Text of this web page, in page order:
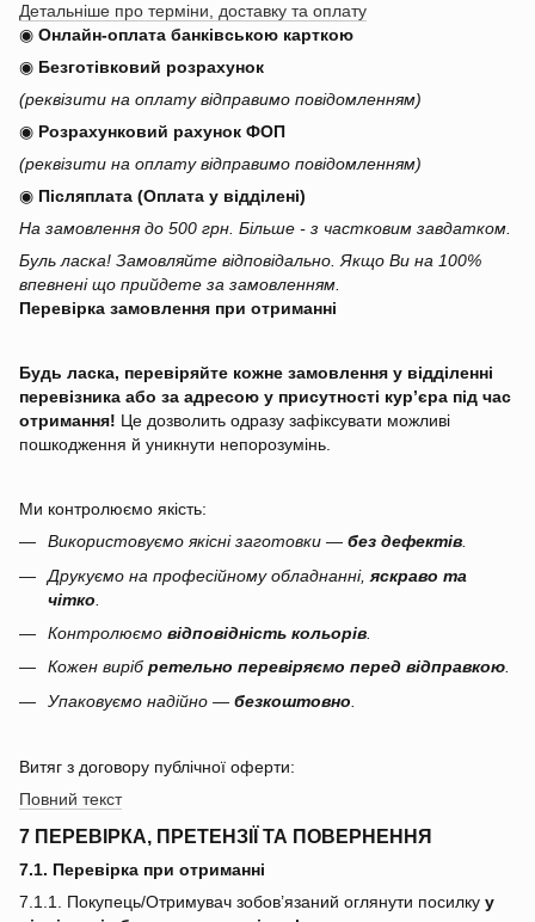
Детальніше про терміни, доставку та оплату
◉ Онлайн-оплата банківською карткою
◉ Безготівковий розрахунок
(реквізити на оплату відправимо повідомленням)
◉ Розрахунковий рахунок ФОП
(реквізити на оплату відправимо повідомленням)
◉ Післяплата (Оплата у відділені)
На замовлення до 500 грн. Більше - з частковим завдатком.
Буль ласка! Замовляйте відповідально. Якщо Ви на 100%
впевнені що прийдете за замовленням.
Перевірка замовлення при отриманні
Будь ласка, перевіряйте кожне замовлення у відділенні
перевізника або за адресою у присутності кур’єра під час
отримання! Це дозволить одразу зафіксувати можливі
пошкодження й уникнути непорозумінь.
Ми контролюємо якість:
Використовуємо якісні заготовки — без дефектів
Друкуємо на професійному обладнанні, яскраво та
чітко
Контролюємо відповідність кольорів
Кожен вирібретельно перевіряємо перед відправкою.
Упаковуємо надійно — безкоштовно
Витяг з договору публічної оферти:
Повний текст
7 ПЕРЕВІРКА, ПРЕТЕНЗІЇ ТА ПОВЕРНЕННЯ
7.1. Перевірка при отриманні
7.1.1. Покупець/Отримувач зобов’язаний оглянути посилку у